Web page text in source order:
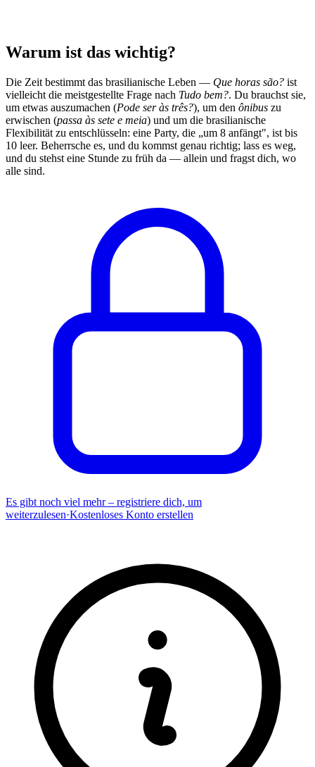
Warum ist das wichtig?
Die Zeit bestimmt das brasilianische Leben — Que horas são? ist
vielleicht die meistgestellte Frage nach Tudo bem?. Du brauchst sie,
um etwas auszumachen (Pode ser às três?), um den ônibus zu
erwischen (passa às sete e meia) und um die brasilianische
Flexibilität zu entschlüsseln: eine Party, die „um 8 anfängt", ist bis
10 leer. Beherrsche es, und du kommst genau richtig; lass es weg,
und du stehst eine Stunde zu früh da — allein und fragst dich, wo
alle sind.
Es gibt noch viel mehr – registriere dich, um
weiterzulesen·Kostenloses Konto erstellen